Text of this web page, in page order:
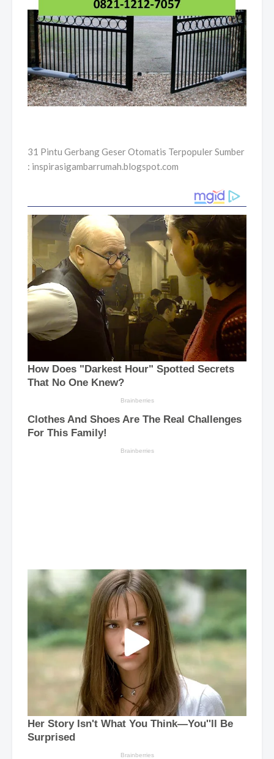
31 Pintu Gerbang Geser Otomatis Terpopuler Sumber
: inspirasigambarrumah.blogspot.com